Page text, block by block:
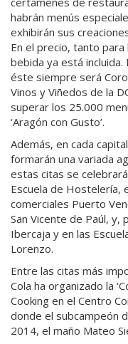
habrán menús
exhibirán sus
En el precio, tanto
bebida ya está
éste siempre será
Vinos y Viñedos de la
superar los 25.000
‘Aragón con Gusto’.
Además, en cada
formarán una variada
estas citas se
Escuela de Hostelería,
comerciales Puerto
San Vicente de Paúl, y,
Ibercaja y en las
Lorenzo.
Entre las citas más
Cola ha organizado la
Cooking en el Centro
donde el subcampeón
2014, el maño Mateo